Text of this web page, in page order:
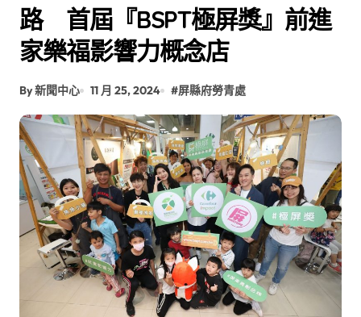
路 首屆『BSPT極屏獎』前進
家樂福影響力概念店
By 新聞中心 11 月 25, 2024 #屏縣府勞青處